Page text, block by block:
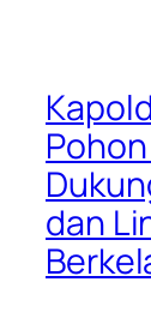
dan